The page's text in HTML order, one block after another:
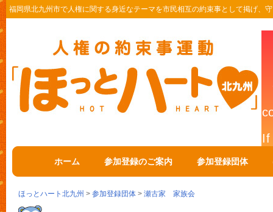
福岡県北九州市で人権に関する身近なテーマを市民相互の約束事として掲げ、
ホーム 参加登録のご案内 参加登録団体
ほっとハート北九州 > 参加登録団体 > 瀬古家 家族会